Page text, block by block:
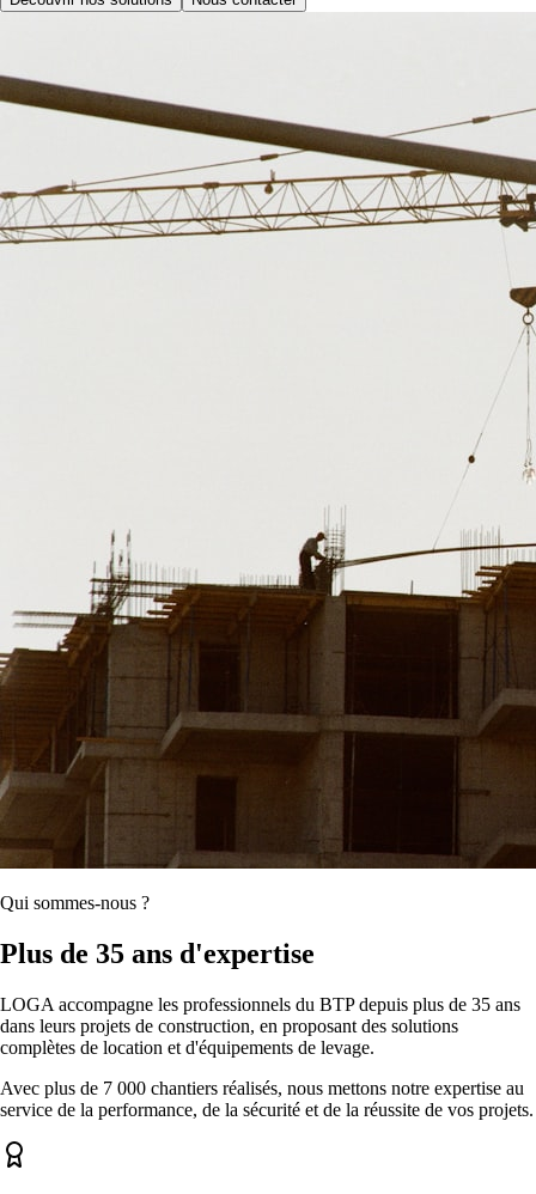
Qui sommes-nous ?
Plus de 35 ans d'expertise
LOGA accompagne les professionnels du BTP depuis plus de 35 ans
dans leurs projets de construction, en proposant des solutions
complètes de location et d'équipements de levage.
Avec plus de 7 000 chantiers réalisés, nous mettons notre expertise au
service de la performance, de la sécurité et de la réussite de vos projets.